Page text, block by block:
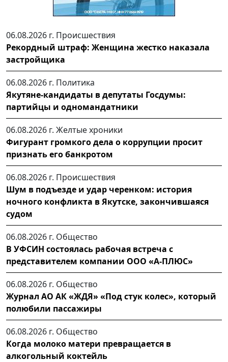
06.08.2026 г. Происшествия
Рекордный штраф: Женщина жестко наказала
застройщика
06.08.2026 г. Политика
Якутяне-кандидаты в депутаты Госдумы:
партийцы и одномандатники
06.08.2026 г. Желтые хроники
Фигурант громкого дела о коррупции просит
признать его банкротом
06.08.2026 г. Происшествия
Шум в подъезде и удар черенком: история
ночного конфликта в Якутске, закончившаяся
судом
06.08.2026 г. Общество
В УФСИН состоялась рабочая встреча с
представителем компании ООО «А-ПЛЮС»
06.08.2026 г. Общество
Журнал АО АК «ЖДЯ» «Под стук колес», который
полюбили пассажиры
06.08.2026 г. Общество
Когда молоко матери превращается в
алкогольный коктейль